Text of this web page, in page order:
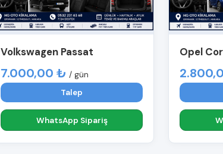
Volkswagen Passat
7.000,00 ₺ / gün
Talep
WhatsApp Sipariş
Opel